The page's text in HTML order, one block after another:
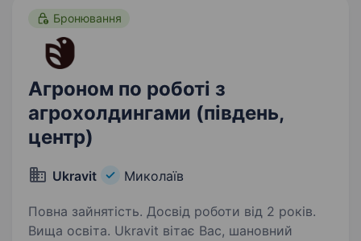
Бронювання
Агроном по роботі з
агрохолдингами (південь,
центр)
Ukravit Миколаїв
Повна зайнятість. Досвід роботи від 2 років.
Вища освіта. Ukravit вітає Вас, шановний